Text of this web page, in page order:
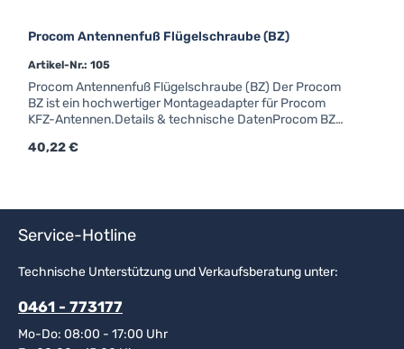
Procom Antennenfuß Flügelschraube (BZ)
Artikel-Nr.: 105
Procom Antennenfuß Flügelschraube (BZ) Der Procom
BZ ist ein hochwertiger Montageadapter für Procom
KFZ-Antennen.Details & technische DatenProcom BZ-
schwarzAnschluss: FMEfür Strahler mit Kennzeichen
Regulärer Preis:
40,22 €
Service-Hotline
Technische Unterstützung und Verkaufsberatung unter:
0461 - 773177
Mo-Do: 08:00 - 17:00 Uhr